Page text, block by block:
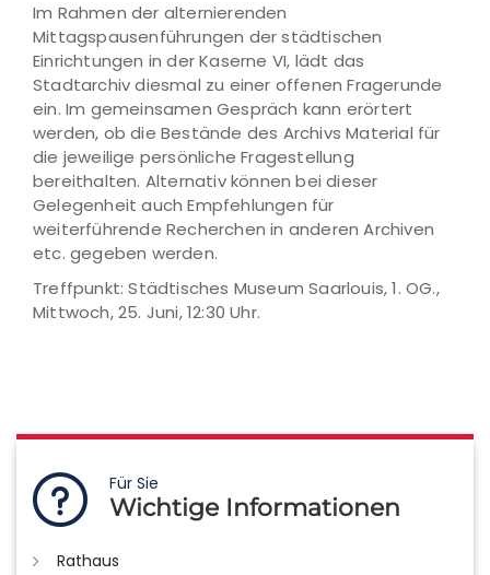
Im Rahmen der alternierenden
Mittagspausenführungen der städtischen
Einrichtungen in der Kaserne VI, lädt das
Stadtarchiv diesmal zu einer offenen Fragerunde
ein. Im gemeinsamen Gespräch kann erörtert
werden, ob die Bestände des Archivs Material für
die jeweilige persönliche Fragestellung
bereithalten. Alternativ können bei dieser
Gelegenheit auch Empfehlungen für
weiterführende Recherchen in anderen Archiven
etc. gegeben werden.
Treffpunkt: Städtisches Museum Saarlouis, 1. OG.,
Mittwoch, 25. Juni, 12:30 Uhr.
Für Sie
Wichtige Informationen
Rathaus